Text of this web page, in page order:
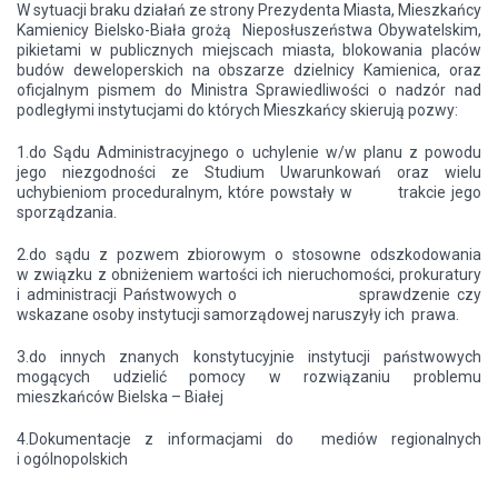
W sytuacji braku działań ze strony Prezydenta Miasta, Mieszkańcy
Kamienicy Bielsko-Biała grożą Nieposłuszeństwa Obywatelskim,
pikietami w publicznych miejscach miasta, blokowania placów
budów deweloperskich na obszarze dzielnicy Kamienica, oraz
oficjalnym pismem do Ministra Sprawiedliwości o nadzór nad
podległymi instytucjami do których Mieszkańcy skierują pozwy:
1.do Sądu Administracyjnego o uchylenie w/w planu z powodu
jego niezgodności ze Studium Uwarunkowań oraz wielu
uchybieniom proceduralnym, które powstały w trakcie jego
sporządzania.
2.do sądu z pozwem zbiorowym o stosowne odszkodowania
w związku z obniżeniem wartości ich nieruchomości, prokuratury
i administracji Państwowych o sprawdzenie czy
wskazane osoby instytucji samorządowej naruszyły ich prawa.
3.do innych znanych konstytucyjnie instytucji państwowych
mogących udzielić pomocy w rozwiązaniu problemu
mieszkańców Bielska – Białej
4.Dokumentacje z informacjami do mediów regionalnych
i ogólnopolskich